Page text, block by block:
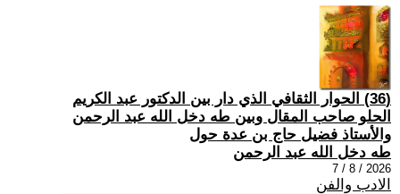
(36) الحوار الثقافي الذي دار بين الدكتور عبد الكريم
الحلو صاحب المقال وبين طه دخل الله عبد الرحمن
والأستاذ فضيل حاج بن عدة حول
طه دخل الله عبد الرحمن
2026 / 8 / 7
الادب والفن